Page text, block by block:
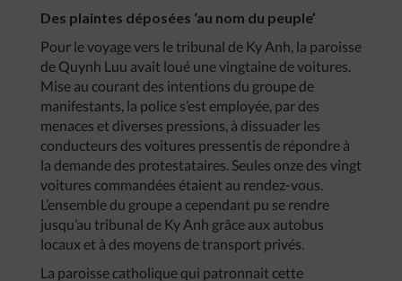
Des plaintes déposées ‘au nom du peuple’
Pour le voyage vers le tribunal de Ky Anh, la paroisse
de Quynh Luu avait loué une vingtaine de voitures.
Mise au courant des intentions du groupe de
manifestants, la police s’est employée, par des
menaces et diverses pressions, à dissuader les
conducteurs des voitures pressentis de répondre à
la demande des protestataires. Seules onze des vingt
voitures commandées étaient au rendez-vous.
L’ensemble du groupe a cependant pu se rendre
jusqu’au tribunal de Ky Anh grâce aux autobus
locaux et à des moyens de transport privés.
La paroisse catholique qui patronnait cette